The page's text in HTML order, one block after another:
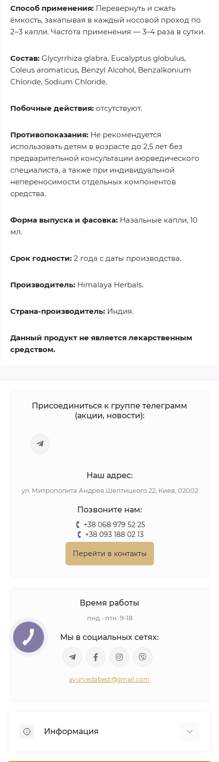
Способ применения: Перевернуть и сжать
ёмкость, закапывая в каждый носовой проход по
2–3 капли. Частота применения — 3–4 раза в сутки.
Состав: Glycyrrhiza glabra, Eucalyptus globulus,
Coleus aromaticus, Benzyl Alcohol, Benzalkonium
Chloride, Sodium Chloride.
Побочные действия: отсутствуют.
Противопоказания: Не рекомендуется
использовать детям в возрасте до 2,5 лет без
предварительной консультации аюрведического
специалиста, а также при индивидуальной
непереносимости отдельных компонентов
средства.
Форма выпуска и фасовка: Назальные капли, 10
мл.
Срок годности: 2 года с даты производства.
Производитель: Himalaya Herbals.
Страна-производитель: Индия.
Данный продукт не является лекарственным
средством.
Присоединиться к группе телеграмм
(акции, новости):
Наш адрес:
ул. Митрополита Андрея Шептицкого 22, Киев, 02002
Позвоните нам:
+38 068 979 52 25
+38 093 188 02 13
Перейти в контакты
Время работы
пнд - птн: 9-18
Мы в социальных сетях:
ayurvedabest@gmail.com
Информация